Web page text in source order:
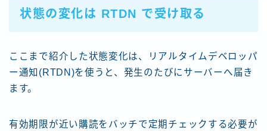
状態の変化は RTDN で受け取る
ここまで紹介した状態変化は、リアルタイムデベロッパ
ー通知(RTDN)を使うと、発生のたびにサーバーへ届き
ます。
有効期限が近い購読をバッチで定期チェックする必要が